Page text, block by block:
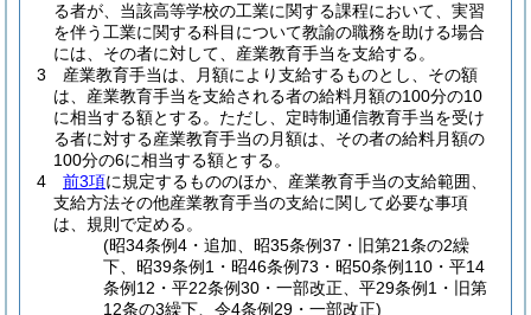
る者が、当該高等学校の工業に関する課程において、実習
を伴う工業に関する科目について教諭の職務を助ける場合
には、その者に対して、産業教育手当を支給する。
3
産業教育手当は、月額により支給するものとし、その額
は、産業教育手当を支給される者の給料月額の100分の10
に相当する額とする。 ただし、定時制通信教育手当を受け
る者に対する産業教育手当の月額は、その者の給料月額の
100分の6に相当する額とする。
4
前3項に規定するもののほか、産業教育手当の支給範囲、
支給方法その他産業教育手当の支給に関して必要な事項
は、規則で定める。
(昭34条例4・追加、昭35条例37・旧第21条の2繰
下、昭39条例1・昭46条例73・昭50条例110・平14
条例12・平22条例30・一部改正、平29条例1・旧第
12条の3繰下、令4条例29・一部改正)